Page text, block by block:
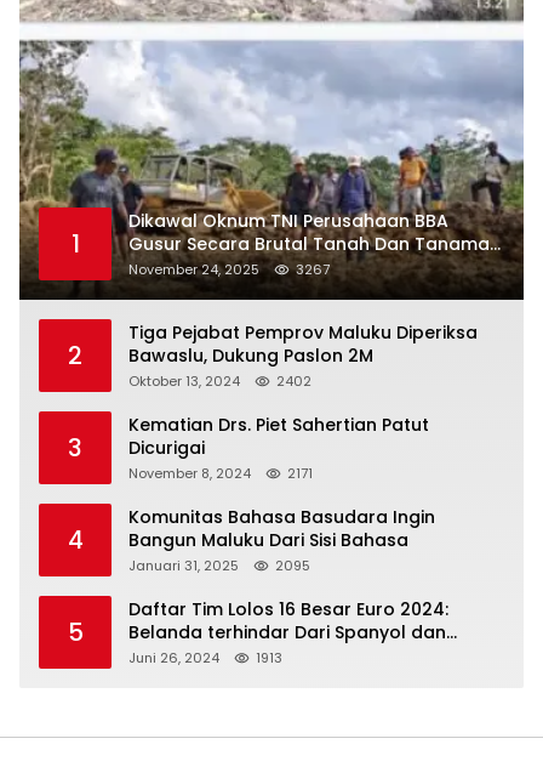
1
Dikawal Oknum TNI Perusahaan BBA
Gusur Secara Brutal Tanah Dan Tanaman
Warga, Akademisi Unpatti Minta Pangdam
Tertibkan Anggotanya
November 24, 2025 3267
2
Tiga Pejabat Pemprov Maluku Diperiksa
Bawaslu, Dukung Paslon 2M
Oktober 13, 2024 2402
3
Kematian Drs. Piet Sahertian Patut
Dicurigai
November 8, 2024 2171
4
Komunitas Bahasa Basudara Ingin
Bangun Maluku Dari Sisi Bahasa
Januari 31, 2025 2095
5
Daftar Tim Lolos 16 Besar Euro 2024:
Belanda terhindar Dari Spanyol dan
Ingriss, Prancis Bertemu Belgia
Juni 26, 2024 1913